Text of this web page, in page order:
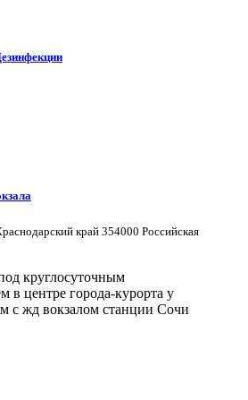
край 354000 Российская
круглосуточным
в центре города-курорта у
с жд вокзалом станции Сочи